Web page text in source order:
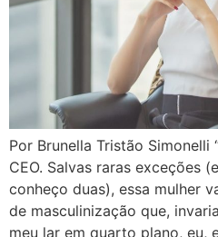
Por Brunella Tristão Simonelli
CEO. Salvas raras exceções
conheço duas), essa mulher
de masculinização que,
meu lar em quarto plano, eu,